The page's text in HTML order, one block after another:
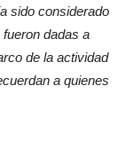
sido considerado
dadas a
de la actividad
a quienes